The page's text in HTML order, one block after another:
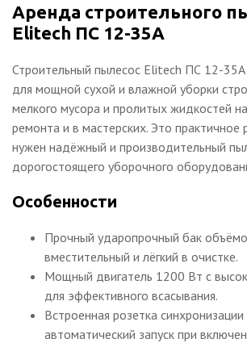
Аренда строительного
Elitech ПС 12-35А
Строительный пылесос Elitech ПС 12-35А
для мощной сухой и влажной уборки
мелкого мусора и пролитых жидкостей
ремонта и в мастерских. Это практичное
нужен надёжный и производительный
дорогостоящего уборочного
Особенности
Прочный ударопрочный бак
вместительный и лёгкий в очистке.
Мощный двигатель 1200 Вт с
для эффективного всасывания.
Встроенная розетка
автоматический запуск при